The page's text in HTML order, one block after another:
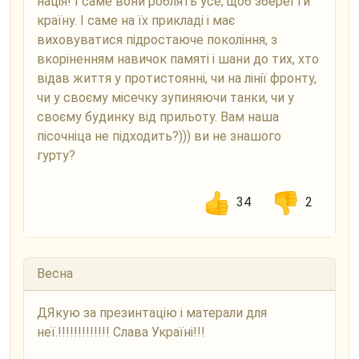
країну. І саме на їх прикладі і має
виховуватися підростаюче покоління, з
вкоріненням навичок памяті і шани до тих, хто
відав життя у протистоянні, чи на лінії фронту,
чи у своєму місечку зупиняючи танки, чи у
своєму будинку від прильоту. Вам наша
пісочніца не підходить?))) ви не знашого
гурту?
34 2
Весна
ДЯкую за презинтацію і матерали для
неї.!!!!!!!!!!!!! Слава Україні!!!